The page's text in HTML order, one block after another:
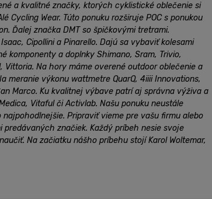
a kvalitné značky, ktorých cyklistické oblečenie si
Cycling Wear. Túto ponuku rozširuje POC s ponukou
Ďalej značka DMT so špičkovými tretrami.
Cipollini a Pinarello. Dajú sa vybaviť kolesami
komponenty a doplnky Shimano, Sram, Trivio,
Vittoria. Na hory máme overené outdoor oblečenie a
meranie výkonu wattmetre QuarQ, 4iiii Innovations,
Marco. Ku kvalitnej výbave patrí aj správna výživa a
Vitaful či Activlab. Našu ponuku neustále
Pripraviť vieme pre vašu firmu alebo
značiek. Každý príbeh nesie svoje
Na začiatku nášho príbehu stojí Karol Woltemar,